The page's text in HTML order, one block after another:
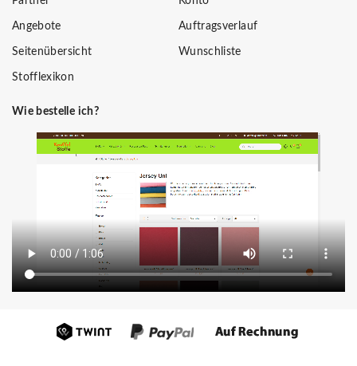
Angebote
Seitenübersicht
Stofflexikon
Auftragsverlauf
Wunschliste
Wie bestelle ich?